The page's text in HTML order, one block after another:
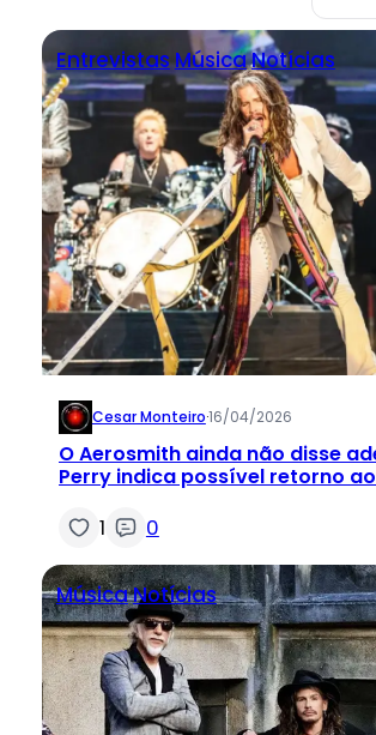
EntrevistasMúsicaNotícias
Cesar Monteiro·16/04/2026
O Aerosmith ainda não disse
Perry indica possível retorno
1 0
MúsicaNotícias